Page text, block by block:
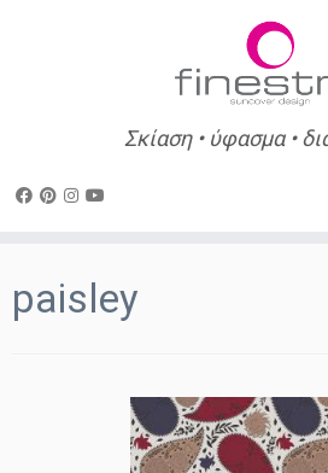
content
Σκίαση • ύφασμα •
paisley